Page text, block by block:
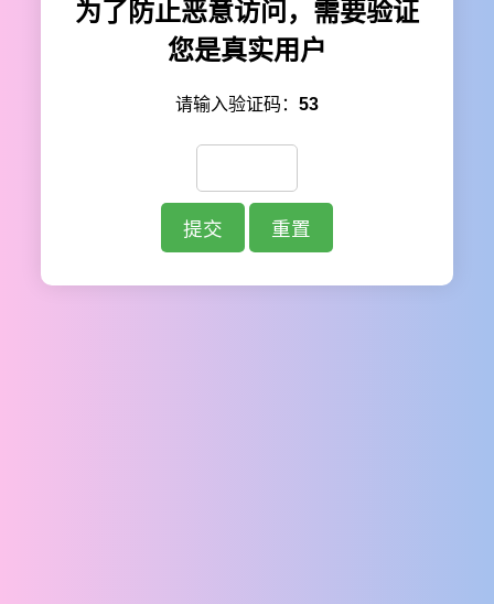
为了防止恶意访问，需要验证
您是真实用户
请输入验证码： 53
提交 重置